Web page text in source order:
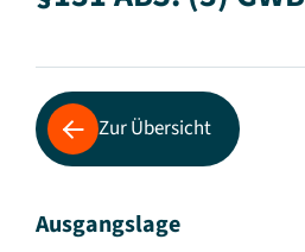
Zur Übersicht
Ausgangslage